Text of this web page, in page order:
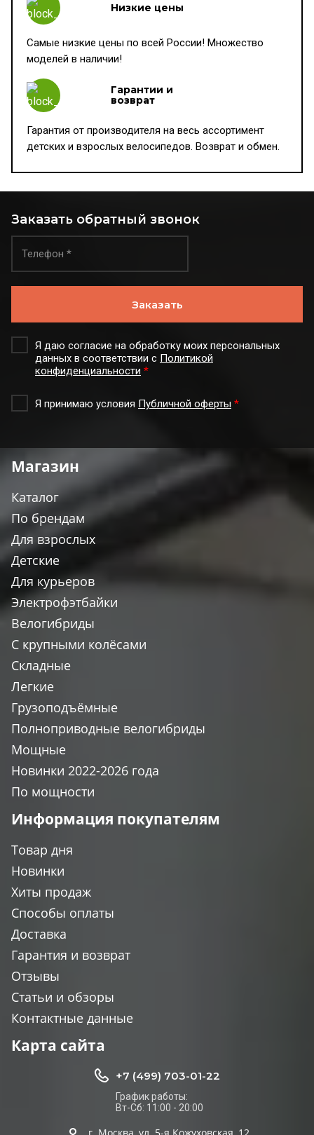
Низкие цены
Самые низкие цены по всей России! Множество
моделей в наличии!
Гарантии и
возврат
Гарантия от производителя на весь ассортимент
детских и взрослых велосипедов. Возврат и обмен.
Заказать обратный звонок
Я даю согласие на обработку моих персональных
данных в соответствии с Политикой
конфиденциальности *
Я принимаю условия Публичной оферты *
Заказать
Магазин
Каталог
По брендам
Для взрослых
Детские
Для курьеров
Электрофэтбайки
Велогибриды
С крупными колёсами
Складные
Легкие
Грузоподъёмные
Полноприводные велогибриды
Мощные
Новинки 2022-2026 года
По мощности
Информация покупателям
Товар дня
Новинки
Хиты продаж
Способы оплаты
Доставка
Гарантия и возврат
Отзывы
Статьи и обзоры
Контактные данные
Карта сайта
+7 (499) 703-01-22
График работы:
Вт-Сб: 11:00 - 20:00